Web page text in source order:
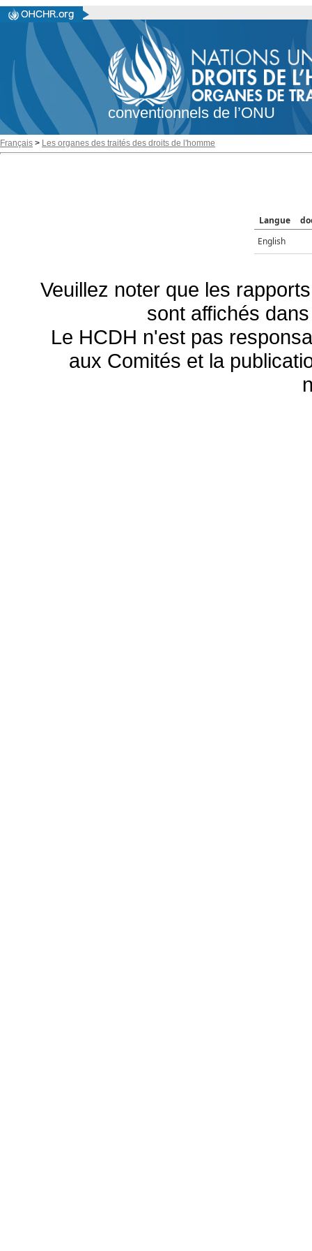
conventionnels de l’ONU
Français > Les organes des traités des droits de l'homme
Langue
English
Veuillez noter que les
sont affichés
Le HCDH n'est pas
aux Comités et la